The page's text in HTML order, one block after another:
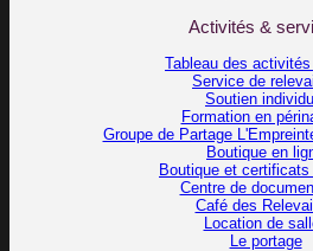
Activités &
Tableau des
Service de
Soutien
Formation en
Groupe de Partage
Boutique en
Boutique et certificats
Centre de
Café des
Location de
Le portage